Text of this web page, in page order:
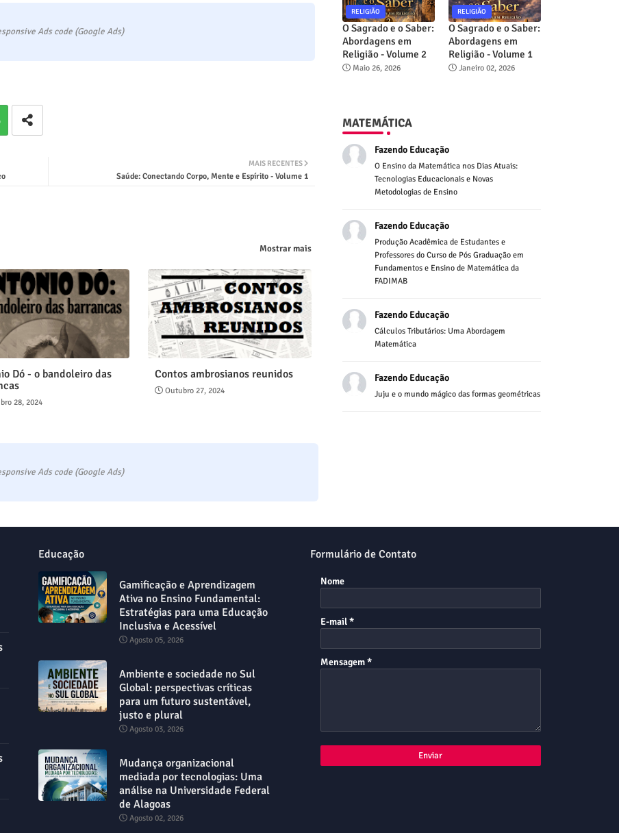
Ads code (Google Ads)
MAIS RECENTES
Saúde: Conectando Corpo, Mente e Espírito - Volume 1
Mostrar mais
Dó - o bandoleiro das
28, 2024
Contos ambrosianos reunidos
Outubro 27, 2024
Ads code (Google Ads)
RELIGIÃO
O Sagrado e o Saber:
Abordagens em
Religião - Volume 2
Maio 26, 2026
RELIGIÃO
O Sagrado e o Saber:
Abordagens em
Religião - Volume 1
Janeiro 02, 2026
MATEMÁTICA
Fazendo Educação
O Ensino da Matemática nos Dias Atuais:
Tecnologias Educacionais e Novas
Metodologias de Ensino
Fazendo Educação
Produção Acadêmica de Estudantes e
Professores do Curso de Pós Graduação em
Fundamentos e Ensino de Matemática da
FADIMAB
Fazendo Educação
Cálculos Tributários: Uma Abordagem
Matemática
Fazendo Educação
Juju e o mundo mágico das formas geométricas
Educação
Gamificação e Aprendizagem
Ativa no Ensino Fundamental:
Estratégias para uma Educação
Inclusiva e Acessível
Agosto 05, 2026
Ambiente e sociedade no Sul
Global: perspectivas críticas
para um futuro sustentável,
justo e plural
Agosto 03, 2026
Mudança organizacional
mediada por tecnologias: Uma
análise na Universidade Federal
de Alagoas
Agosto 02, 2026
Formulário de Contato
Nome
E-mail*
Mensagem*